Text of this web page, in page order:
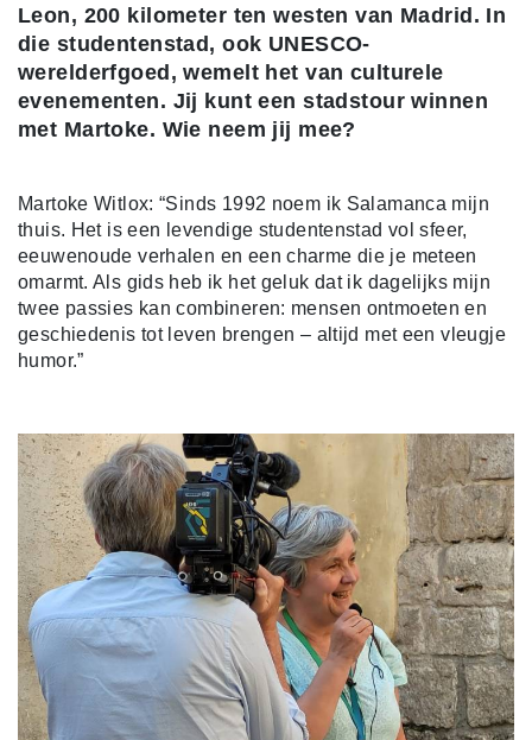
Leon, 200 kilometer ten westen van Madrid. In
die studentenstad, ook UNESCO-
werelderfgoed, wemelt het van culturele
evenementen. Jij kunt een stadstour winnen
met Martoke. Wie neem jij mee?
Martoke Witlox: “Sinds 1992 noem ik Salamanca mijn
thuis. Het is een levendige studentenstad vol sfeer,
eeuwenoude verhalen en een charme die je meteen
omarmt. Als gids heb ik het geluk dat ik dagelijks mijn
twee passies kan combineren: mensen ontmoeten en
geschiedenis tot leven brengen – altijd met een vleugje
humor.”